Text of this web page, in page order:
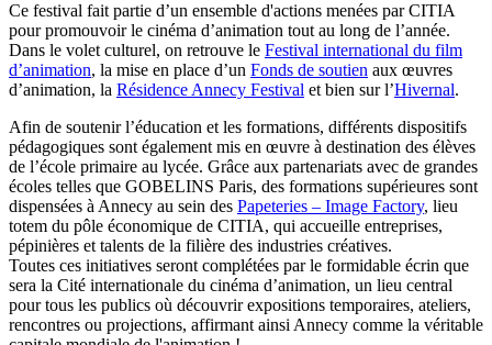
Ce festival fait partie d’un ensemble d'actions menées par CITIA
pour promouvoir le cinéma d’animation tout au long de l’année.
Dans le volet culturel, on retrouve le Festival international du film
d’animation, la mise en place d’un Fonds de soutien aux œuvres
d’animation, la Résidence Annecy Festival et bien sur l’Hivernal.
Afin de soutenir l’éducation et les formations, différents dispositifs
pédagogiques sont également mis en œuvre à destination des élèves
de l’école primaire au lycée. Grâce aux partenariats avec de grandes
écoles telles que GOBELINS Paris, des formations supérieures sont
dispensées à Annecy au sein des Papeteries – Image Factory, lieu
totem du pôle économique de CITIA, qui accueille entreprises,
pépinières et talents de la filière des industries créatives.
Toutes ces initiatives seront complétées par le formidable écrin que
sera la Cité internationale du cinéma d’animation, un lieu central
pour tous les publics où découvrir expositions temporaires, ateliers,
rencontres ou projections, affirmant ainsi Annecy comme la véritable